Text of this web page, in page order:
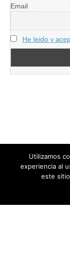
Email
He leido y
Diseñado
Utilizamos
experiencia al
este